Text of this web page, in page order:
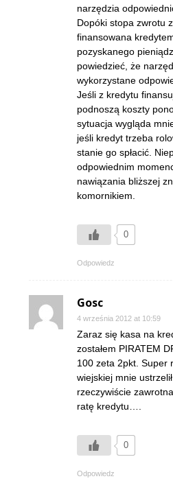
narzędzia
Dopóki stopa zwrotu
finansowana
pozyskanego
powiedzieć, że
wykorzystane
Jeśli z kredytu
podnoszą koszty
sytuacja wygląda
jeśli kredyt trzeba
stanie go spłacić.
odpowiednim
nawiązania bliższej
komornikiem.
0
Odpowiedz
Gosc
4 września 2012 at 10:59
Zaraz się kasa na
zostałem PIRATEM
100 zeta 2pkt. Super
wiejskiej mnie
rzeczywiście
ratę kredytu….
0
Odpowiedz